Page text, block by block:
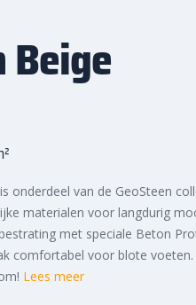
onderdeel van de GeoSteen
materialen voor langdurig
met speciale Beton
comfortabel voor blote
Lees meer